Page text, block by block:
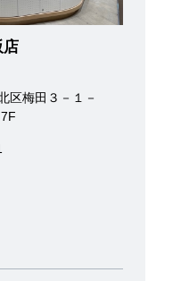
店
区梅田３－１－